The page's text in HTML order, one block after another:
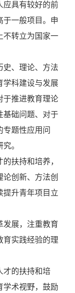
应具有较好的前
于一般项目。申
不转立为国家一
史、理论、方法
学科建设与发展
于推进教育理论
基础问题、对于
专题性应用问
。
扶持和培养，
创新、方法创
提升青年项目立
发展，注重教育
育实践经验的理
才的扶持和培
学术视野，鼓励